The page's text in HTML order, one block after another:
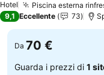
Hotel Piscina esterna
9,1 Eccellente 73
Da 70 €
Guarda i prezzi di 1